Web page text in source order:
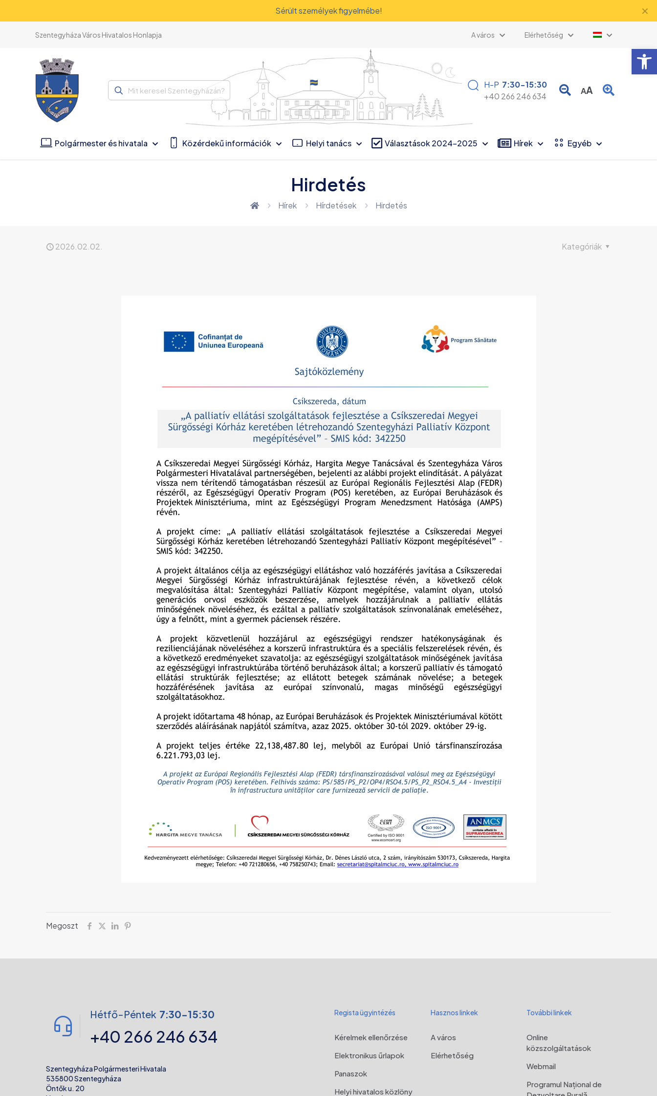
Sérült személyek figyelmébe! ✕
Szentegyháza Város Hivatalos Honlapja A város Elérhetőség
Mit
keresel
H-P 7:30-15:30
+40 266 246 634
AA
Polgármester és hivatala Közérdekű információk Helyi tanács Választások 2024-2025 Hírek Egyéb
Hirdetés
Hírek Hírdetések Hirdetés
2026.02.02. Kategóriák
Megoszt
Hétfő-Péntek 7:30-15:30
+40 266 246 634
Szentegyháza Polgármesteri Hivatala
535800 Szentegyháza
Öntők u. 20
Regista ügyintézés
Kérelmek ellenőrzése
Elektronikus űrlapok
Panaszok
Helyi hivatalos közlöny
Hasznos linkek
A város
Elérhetőség
További linkek
Online
közszolgáltatások
Webmail
Programul Național de